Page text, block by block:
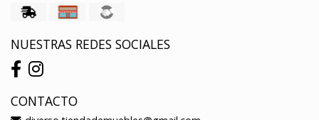
NUESTRAS REDES SOCIALES
CONTACTO